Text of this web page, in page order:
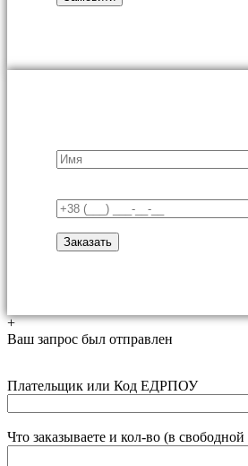
+
Ваш запрос был отправлен
Плательщик или Код ЕДРПОУ
Что заказываете и кол-во (в